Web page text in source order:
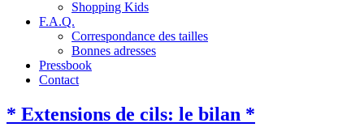
Shopping Kids
F.A.Q.
Correspondance des tailles
Bonnes adresses
Pressbook
Contact
* Extensions de cils: le bilan *